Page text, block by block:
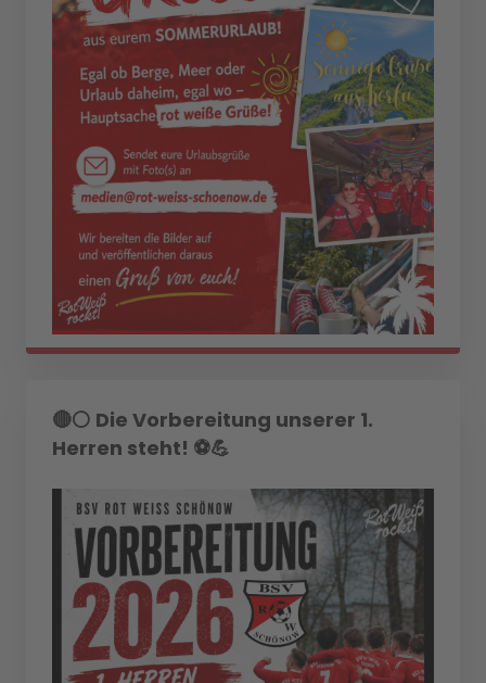
🔴⚪ Die Vorbereitung unserer 1.
Herren steht! ⚽💪